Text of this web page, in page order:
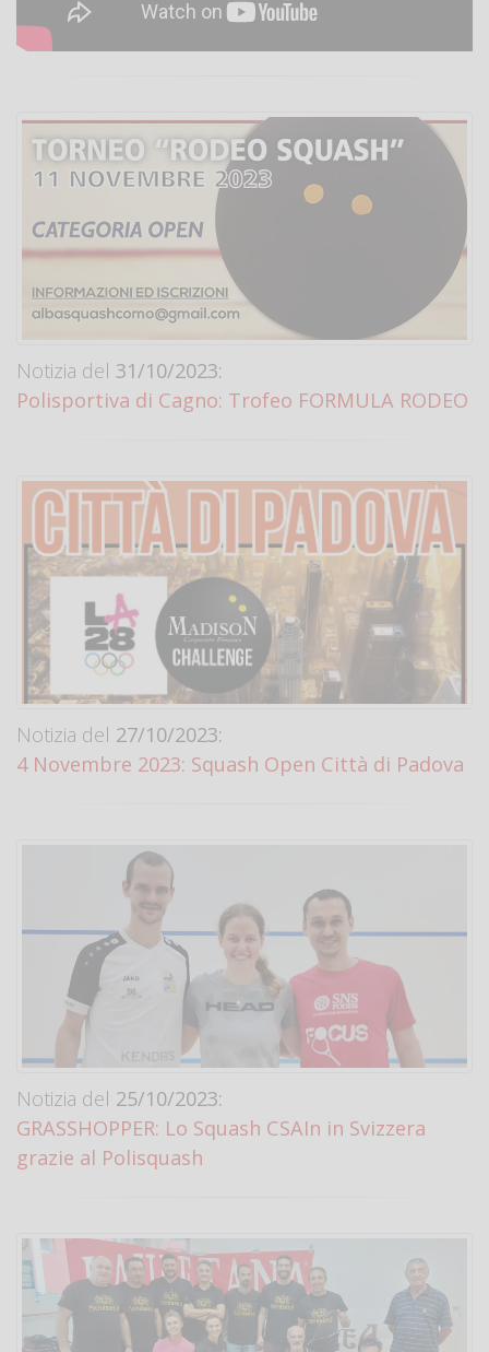
Notizia del 31/10/2023:
Polisportiva di Cagno: Trofeo FORMULA RODEO
Notizia del 27/10/2023:
4 Novembre 2023: Squash Open Città di Padova
Notizia del 25/10/2023:
GRASSHOPPER: Lo Squash CSAIn in Svizzera
grazie al Polisquash